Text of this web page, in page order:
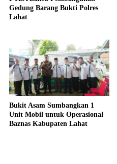
Gedung Barang Bukti Polres
Lahat
Bukit Asam Sumbangkan 1
Unit Mobil untuk Operasional
Baznas Kabupaten Lahat